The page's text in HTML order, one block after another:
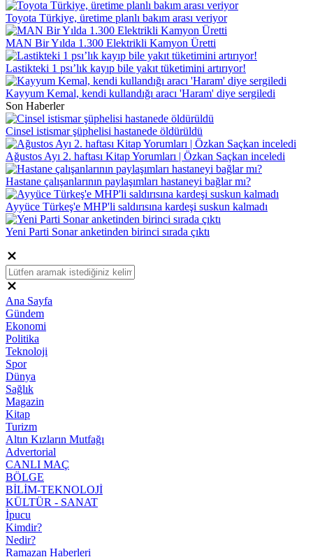
Toyota Türkiye, üretime planlı bakım arası veriyor
MAN Bir Yılda 1.300 Elektrikli Kamyon Üretti
Lastikteki 1 psı’lık kayıp bile yakıt tüketimini artırıyor!
Kayyum Kemal, kendi kullandığı aracı 'Haram' diye sergiledi
Son Haberler
Cinsel istismar şüphelisi hastanede öldürüldü
Ağustos Ayı 2. haftası Kitap Yorumları | Özkan Saçkan inceledi
Hastane çalışanlarının paylaşımları hastaneyi bağlar mı?
Ayyüce Türkeş'e MHP'li saldırısına kardeşi suskun kalmadı
Yeni Parti Sonar anketinden birinci sırada çıktı
Ana Sayfa
Gündem
Ekonomi
Politika
Teknoloji
Spor
Dünya
Sağlık
Magazin
Kitap
Turizm
Altın Kızların Mutfağı
Advertorial
CANLI MAÇ
BÖLGE
BİLİM-TEKNOLOJİ
KÜLTÜR - SANAT
İpucu
Kimdir?
Nedir?
Ramazan Haberleri